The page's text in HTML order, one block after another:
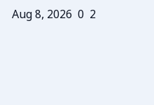
Aug 8, 2026 0 2